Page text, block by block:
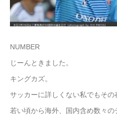
NUMBER
じーんときました。
キングカズ。
サッカーに詳しくない私でもその
若い頃から海外、国内含め数々